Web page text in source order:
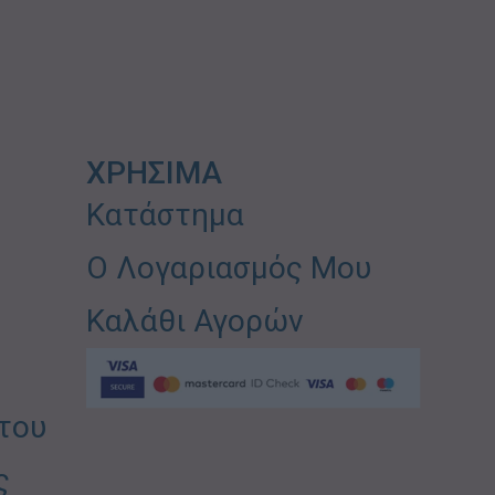
ΧΡΗΣΙΜΑ
Κατάστημα
Ο Λογαριασμός Μου
Καλάθι Αγορών